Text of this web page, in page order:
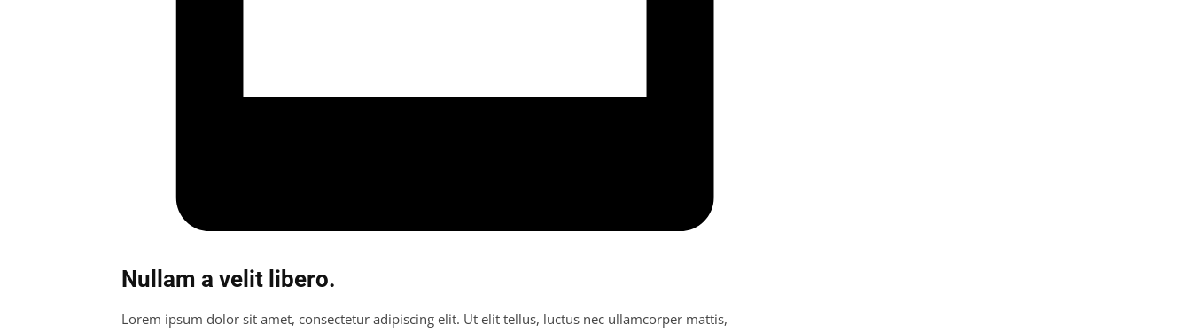
Nullam a velit libero.
Lorem ipsum dolor sit amet, consectetur adipiscing elit. Ut elit tellus, luctus nec ullamcorper mattis,